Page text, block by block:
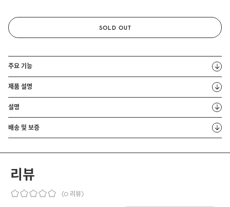
SOLD OUT
주요 기능
제품 설명
설명
배송 및 보증
리뷰
0 리뷰